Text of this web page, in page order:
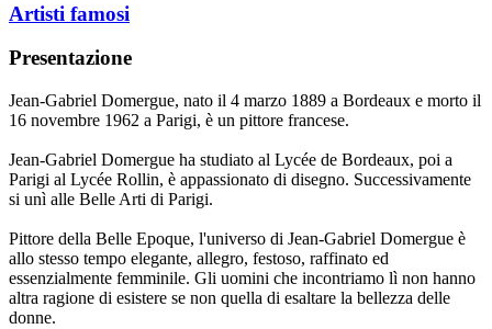
Artisti famosi
Presentazione
Jean-Gabriel Domergue, nato il 4 marzo 1889 a Bordeaux e morto il
16 novembre 1962 a Parigi, è un pittore francese.
Jean-Gabriel Domergue ha studiato al Lycée de Bordeaux, poi a
Parigi al Lycée Rollin, è appassionato di disegno. Successivamente
si unì alle Belle Arti di Parigi.
Pittore della Belle Epoque, l'universo di Jean-Gabriel Domergue è
allo stesso tempo elegante, allegro, festoso, raffinato ed
essenzialmente femminile. Gli uomini che incontriamo lì non hanno
altra ragione di esistere se non quella di esaltare la bellezza delle
donne.